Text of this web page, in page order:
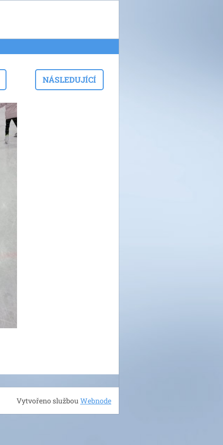
NÁSLEDUJÍCÍ
Vytvořeno službouWebnode